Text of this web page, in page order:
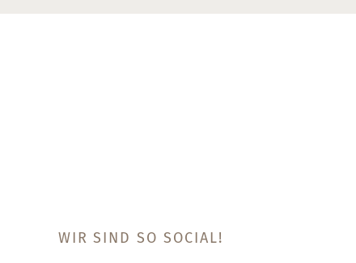
WIR SIND SO SOCIAL!